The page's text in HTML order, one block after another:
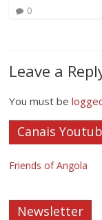
0
Leave a
You must be
Canais
Friends of Angola
Newsletter